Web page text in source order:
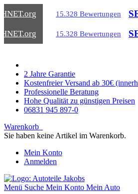
.org 15.328 Bewertungen
.org 15.328 Bewertungen
2 Jahre Garantie
Kostenfreier Versand ab 30€
Professionelle Beratung
Hohe Qualität zu günstigen Preisen
06831 945 897-0
Warenkorb
Sie haben keine Artikel im Warenkorb.
Mein Konto
Anmelden
Menü Suche Mein Konto Mein Auto